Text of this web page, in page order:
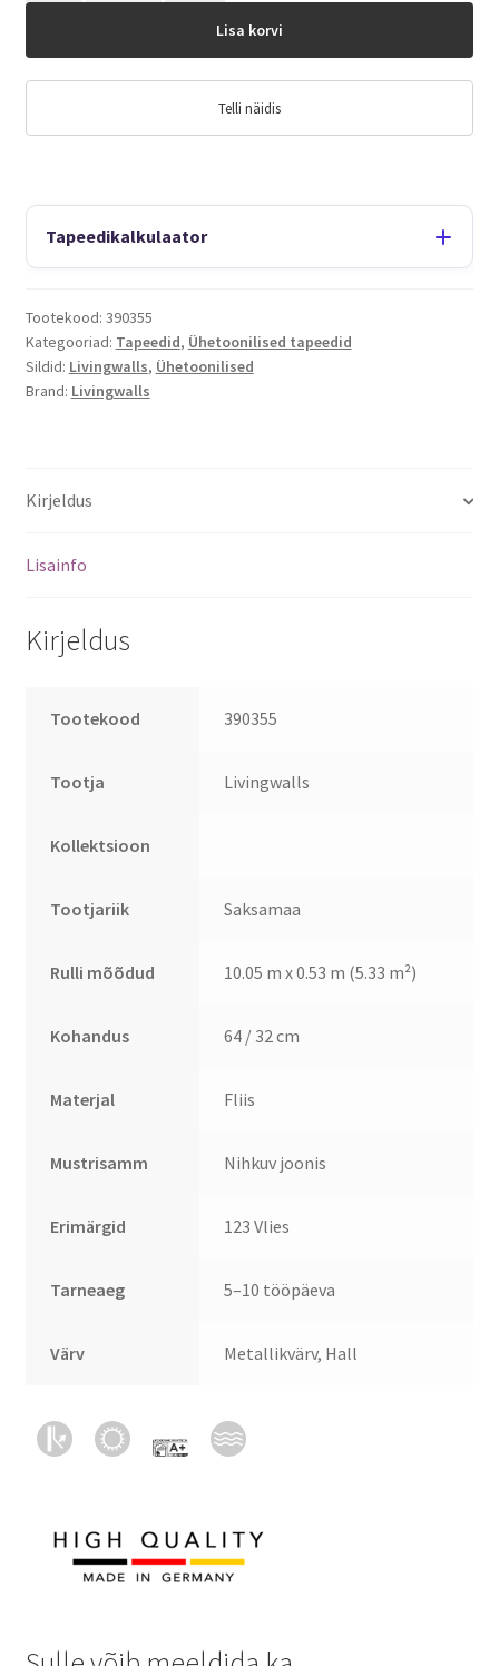
Lisa korvi
Telli näidis
Tapeedikalkulaator
Tootekood: 390355
Kategooriad: Tapeedid, Ühetoonilised tapeedid
Sildid: Livingwalls, Ühetoonilised
Brand: Livingwalls
Kirjeldus
Lisainfo
Kirjeldus
Tootekood 390355
Tootja Livingwalls
Kollektsioon
Tootjariik Saksamaa
Rulli mõõdud 10.05 m x 0.53 m (5.33 m²)
Kohandus 64 / 32 cm
Materjal Fliis
Mustrisamm Nihkuv joonis
Erimärgid 123 Vlies
Tarneaeg 5–10 tööpäeva
Värv Metallikvärv, Hall